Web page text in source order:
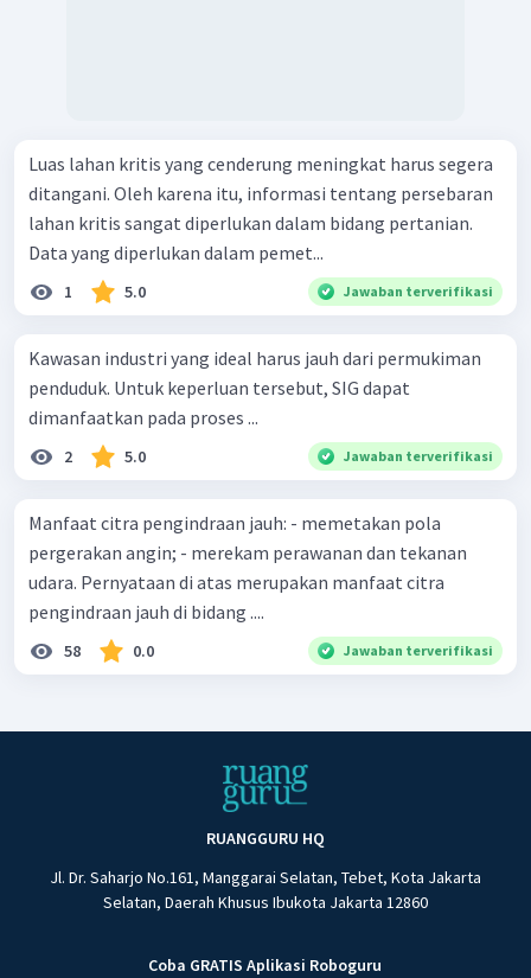
Luas lahan kritis yang cenderung meningkat harus segera
ditangani. Oleh karena itu, informasi tentang persebaran
lahan kritis sangat diperlukan dalam bidang pertanian.
Data yang diperlukan dalam pemet...
1 5.0 Jawaban terverifikasi
Kawasan industri yang ideal harus jauh dari permukiman
penduduk. Untuk keperluan tersebut, SIG dapat
dimanfaatkan pada proses ...
2 5.0 Jawaban terverifikasi
Manfaat citra pengindraan jauh: - memetakan pola
pergerakan angin; - merekam perawanan dan tekanan
udara. Pernyataan di atas merupakan manfaat citra
pengindraan jauh di bidang ....
58 0.0 Jawaban terverifikasi
RUANGGURU HQ
Jl. Dr. Saharjo No.161, Manggarai Selatan, Tebet, Kota Jakarta
Selatan, Daerah Khusus Ibukota Jakarta 12860
Coba GRATIS Aplikasi Roboguru